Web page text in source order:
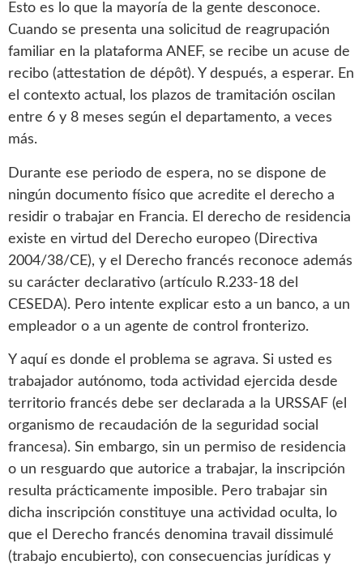
Esto es lo que la mayoría de la gente desconoce.
Cuando se presenta una solicitud de reagrupación
familiar en la plataforma ANEF, se recibe un acuse de
recibo (attestation de dépôt). Y después, a esperar. En
el contexto actual, los plazos de tramitación oscilan
entre 6 y 8 meses según el departamento, a veces
más.
Durante ese periodo de espera, no se dispone de
ningún documento físico que acredite el derecho a
residir o trabajar en Francia. El derecho de residencia
existe en virtud del Derecho europeo (Directiva
2004/38/CE), y el Derecho francés reconoce además
su carácter declarativo (artículo R.233-18 del
CESEDA). Pero intente explicar esto a un banco, a un
empleador o a un agente de control fronterizo.
Y aquí es donde el problema se agrava. Si usted es
trabajador autónomo, toda actividad ejercida desde
territorio francés debe ser declarada a la URSSAF (el
organismo de recaudación de la seguridad social
francesa). Sin embargo, sin un permiso de residencia
o un resguardo que autorice a trabajar, la inscripción
resulta prácticamente imposible. Pero trabajar sin
dicha inscripción constituye una actividad oculta, lo
que el Derecho francés denomina travail dissimulé
(trabajo encubierto), con consecuencias jurídicas y